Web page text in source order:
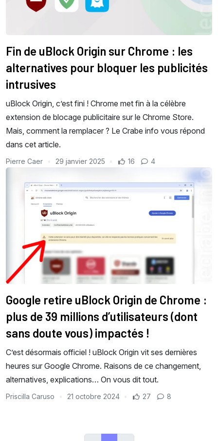
Fin de uBlock Origin sur Chrome : les
alternatives pour bloquer les publicités
intrusives
uBlock Origin, c’est fini ! Chrome met fin à la célèbre
extension de blocage publicitaire sur le Chrome Store.
Mais, comment la remplacer ? Le Crabe info vous répond
dans cet article.
Pierre Caer 29 janvier 2025 16 4
Google retire uBlock Origin de Chrome :
plus de 39 millions d’utilisateurs (dont
sans doute vous) impactés !
C’est désormais officiel ! uBlock Origin vit ses dernières
heures sur Google Chrome. Raisons de ce changement,
alternatives, explications… On vous dit tout.
Priscilla Caruso 21 octobre 2024 27 8